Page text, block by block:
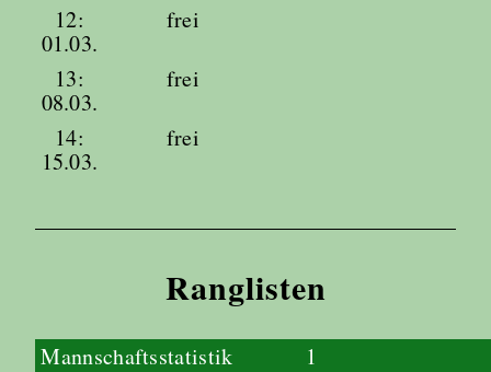
12:
01.03.
frei
13:
08.03.
frei
14:
15.03.
frei
Ranglisten
Mannschaftsstatistik
1